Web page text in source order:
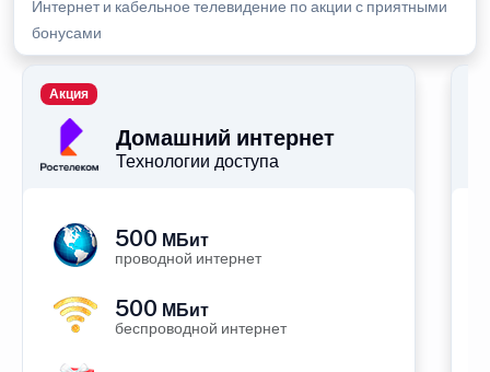
Интернет и кабельное телевидение по акции с приятными
бонусами
Домашний интернет
Технологии доступа
Акция
500 МБит
проводной интернет
500 МБит
беспроводной интернет